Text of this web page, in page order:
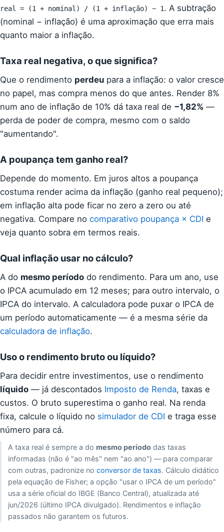
real = (1 + nominal) / (1 + inflação) − 1. A subtração
(nominal − inflação) é uma aproximação que erra mais
quanto maior a inflação.
Taxa real negativa, o que significa?
Que o rendimento perdeu para a inflação: o valor cresce
no papel, mas compra menos do que antes. Render 8%
num ano de inflação de 10% dá taxa real de −1,82% —
perda de poder de compra, mesmo com o saldo
"aumentando".
A poupança tem ganho real?
Depende do momento. Em juros altos a poupança
costuma render acima da inflação (ganho real pequeno);
em inflação alta pode ficar no zero a zero ou até
negativa. Compare no comparativo poupança × CDI e
veja quanto sobra em termos reais.
Qual inflação usar no cálculo?
A do mesmo período do rendimento. Para um ano, use
o IPCA acumulado em 12 meses; para outro intervalo, o
IPCA do intervalo. A calculadora pode puxar o IPCA de
um período automaticamente — é a mesma série da
calculadora de inflação.
Uso o rendimento bruto ou líquido?
Para decidir entre investimentos, use o rendimento
líquido — já descontados Imposto de Renda, taxas e
custos. O bruto superestima o ganho real. Na renda
fixa, calcule o líquido no simulador de CDI e traga esse
número para cá.
A taxa real é sempre a do mesmo períododas taxas
informadas (não é "ao mês" nem "ao ano") — para comparar
com outras, padronize no conversor de taxas. Cálculo didático
pela equação de Fisher; a opção "usar o IPCA de um período"
usa a série oficial do IBGE (Banco Central), atualizada até
jun/2026 (último IPCA divulgado). Rendimentos e inflação
passados não garantem os futuros.